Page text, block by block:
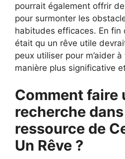
pourrait également offrir
pour surmonter les
habitudes efficaces. En fin
était qu un rêve utile
peux utiliser pour m’aider à
manière plus significative
Comment faire
recherche
ressource de
Un Rêve ?